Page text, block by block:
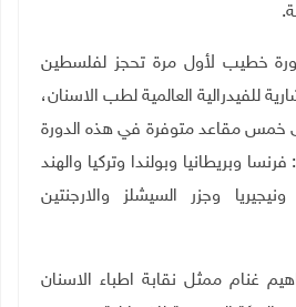
خطيب لأول مرة تحجز لفلسطين
للفيدرالية العالمية لطب الاسنان،
مقاعد متوفرة في هذه الدورة
فرنسا وبريطانيا وبولندا وتركيا والهند
وجزر السيشلز والارجنتين
غنام ممثل نقابة اطباء الاسنان